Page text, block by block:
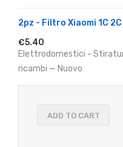
2pz - Filtro Xiaomi 1C 2C
€5.40
Elettrodomestici -
ricambi — Nuovo
ADD TO CART